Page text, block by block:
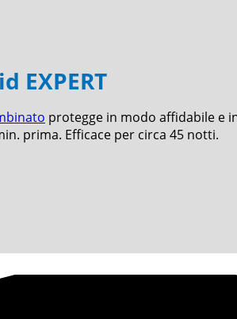
EXPERT
protegge in modo affidabile e
prima. Efficace per circa 45 notti.